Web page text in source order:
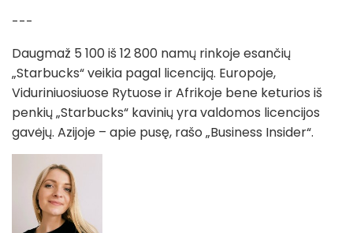
---
Daugmaž 5 100 iš 12 800 namų rinkoje esančių
„Starbucks“ veikia pagal licenciją. Europoje,
Viduriniuosiuose Rytuose ir Afrikoje bene keturios iš
penkių „Starbucks“ kavinių yra valdomos licencijos
gavėjų. Azijoje – apie pusę, rašo „Business Insider“.